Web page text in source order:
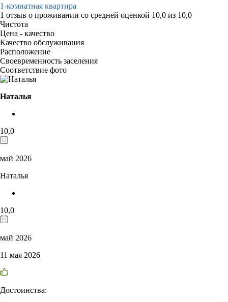
1-комнатная квартира
1 отзыв о проживании со средней оценкой 10,0 из 10,0
Чистота
Цена - качество
Качество обслуживания
Расположение
Своевременность заселения
Соответствие фото
Наталья
10,0
май 2026
Наталья
10,0
май 2026
11 мая 2026
Достоинства: